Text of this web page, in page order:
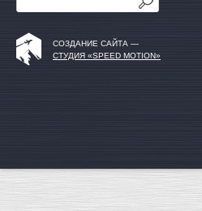
СОЗДАНИЕ САЙТА —
СТУДИЯ «SPEED MOTION»